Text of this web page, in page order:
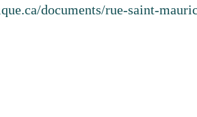
documents/rue-saint-